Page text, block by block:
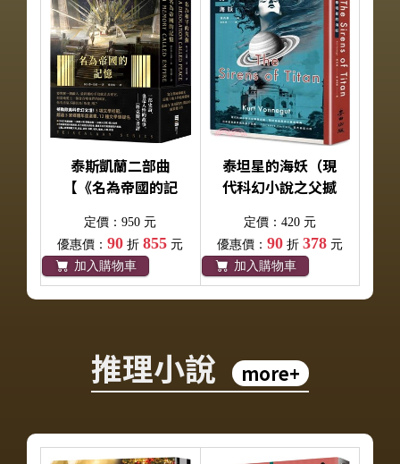
泰斯凱蘭二部曲
【《名為帝國的記
的荒蕪》雙書套
書．呼應現實歷
史，雨果獎得獎文
學經典巨作】
定價：950 元
優惠價：90 折855 元
加入購物車
泰坦星的海妖（現
代科幻小說之父撼
意志之異色經典）
定價：420 元
優惠價： 90折 378元
加入購物車
推理小說 more+